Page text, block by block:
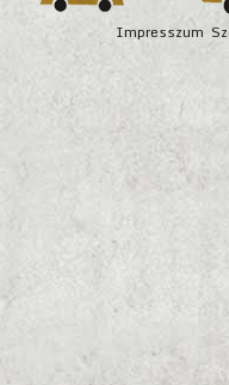
Impresszum